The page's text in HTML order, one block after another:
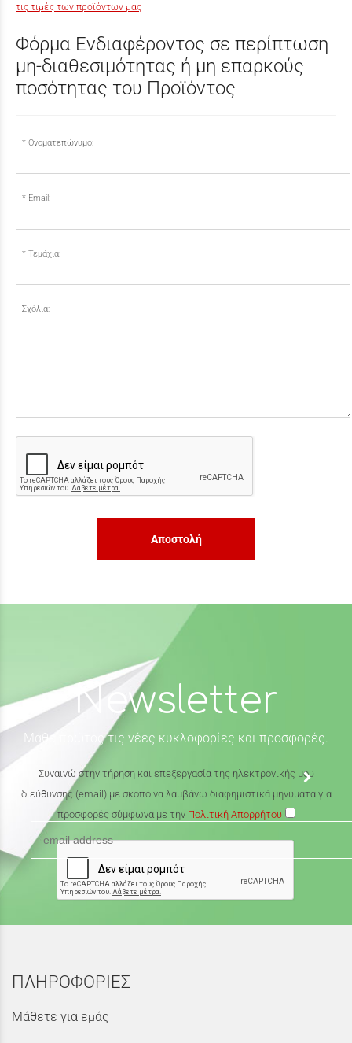
τις τιμές των προϊόντων μας
Φόρμα Ενδιαφέροντος σε περίπτωση
μη-διαθεσιμότητας ή μη επαρκούς
ποσότητας του Προϊόντος
Ονοματεπώνυμο:
Email:
Τεμάχια:
Σχόλια:
Αποστολή
Newsletter
Μάθε πρώτος τις νέες κυκλοφορίες και προσφορές.
Συναινώ στην τήρηση και επεξεργασία της ηλεκτρονικής μου
διεύθυνσης (email) με σκοπό να λαμβάνω διαφημιστικά μηνύματα για
προσφορές σύμφωνα με την Πολιτική Απορρήτου
ΠΛΗΡΟΦΟΡΙΕΣ
Μάθετε για εμάς